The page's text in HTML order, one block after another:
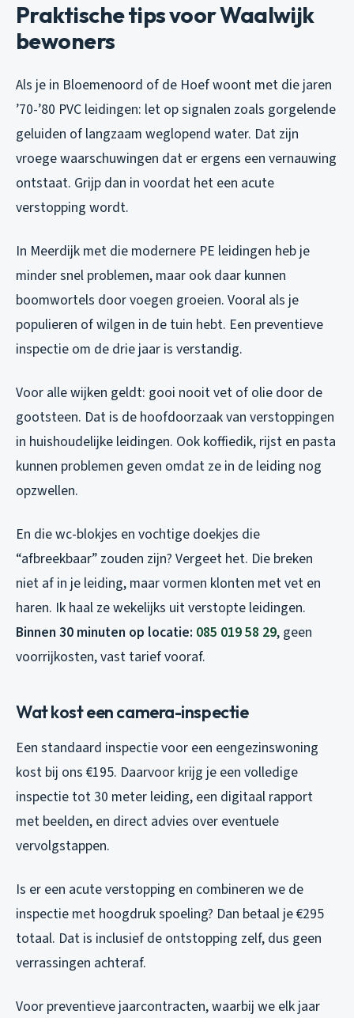
Praktische tips voor Waalwijk
bewoners
Als je in Bloemenoord of de Hoef woont met die jaren
’70-’80 PVC leidingen: let op signalen zoals gorgelende
geluiden of langzaam weglopend water. Dat zijn
vroege waarschuwingen dat er ergens een vernauwing
ontstaat. Grijp dan in voordat het een acute
verstopping wordt.
In Meerdijk met die modernere PE leidingen heb je
minder snel problemen, maar ook daar kunnen
boomwortels door voegen groeien. Vooral als je
populieren of wilgen in de tuin hebt. Een preventieve
inspectie om de drie jaar is verstandig.
Voor alle wijken geldt: gooi nooit vet of olie door de
gootsteen. Dat is de hoofdoorzaak van verstoppingen
in huishoudelijke leidingen. Ook koffiedik, rijst en pasta
kunnen problemen geven omdat ze in de leiding nog
opzwellen.
En die wc-blokjes en vochtige doekjes die
“afbreekbaar” zouden zijn? Vergeet het. Die breken
niet af in je leiding, maar vormen klonten met vet en
haren. Ik haal ze wekelijks uit verstopte leidingen.
Binnen 30 minuten op locatie: 085 019 58 29, geen
voorrijkosten, vast tarief vooraf.
Wat kost een camera-inspectie
Een standaard inspectie voor een eengezinswoning
kost bij ons €195. Daarvoor krijg je een volledige
inspectie tot 30 meter leiding, een digitaal rapport
met beelden, en direct advies over eventuele
vervolgstappen.
Is er een acute verstopping en combineren we de
inspectie met hoogdruk spoeling? Dan betaal je €295
totaal. Dat is inclusief de ontstopping zelf, dus geen
verrassingen achteraf.
Voor preventieve jaarcontracten, waarbij we elk jaar